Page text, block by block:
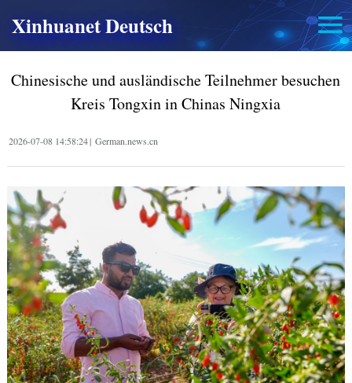
Xinhuanet Deutsch
Chinesische und ausländische Teilnehmer besuchen
Kreis Tongxin in Chinas Ningxia
2026-07-08 14:58:24| German.news.cn